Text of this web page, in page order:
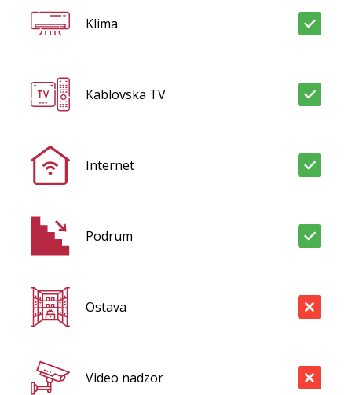
Klima
Kablovska TV
Internet
Podrum
Ostava
Video nadzor